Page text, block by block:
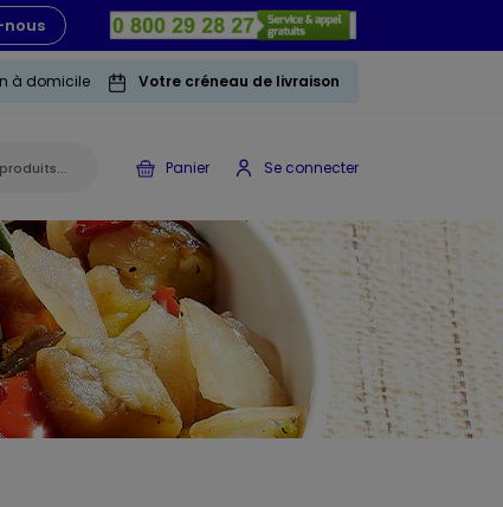
à domicile Votre créneau de livraison
Panier Se connecter